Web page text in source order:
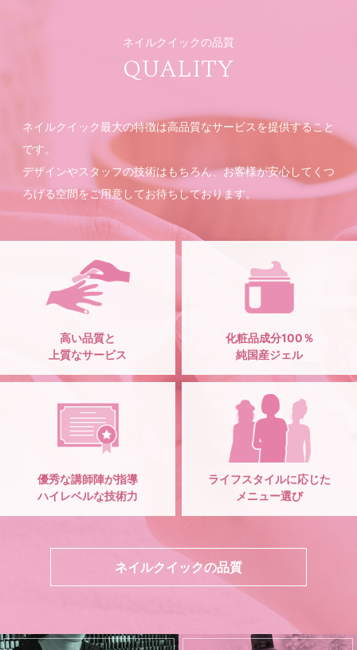
ネイルクイックの品質
QUALITY
ネイルクイック最大の特徴は高品質なサービスを提供すること
です。
デザインやスタッフの技術はもちろん、お客様が安心してくつ
ろげる空間をご用意してお待ちしております。
高い品質と
上質なサービス
化粧品成分100％
純国産ジェル
優秀な講師陣が指導
ハイレベルな技術力
ライフスタイルに応じた
メニュー選び
ネイルクイックの品質